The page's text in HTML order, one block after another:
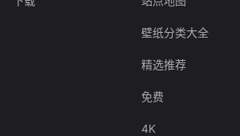
壁纸分类大全
精选推荐
免费
4K